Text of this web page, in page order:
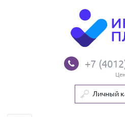
+7
Личный